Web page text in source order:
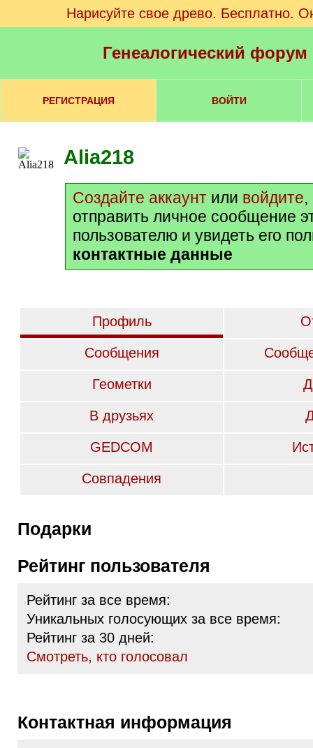
Нарисуйте свое древо. Бесплатно.
Генеалогический
РЕГИСТРАЦИЯ ВОЙТИ
Alia218
Создайте аккаунт или войдите,
отправить личное сообщение
пользователю и увидеть его
контактные данные
Профиль
Сообщения
Геометки
В друзьях
GEDCOM
Совпадения
Подарки
Рейтинг пользователя
Рейтинг за все время:
Уникальных голосующих за все время:
Рейтинг за 30 дней:
Cмотреть, кто голосовал
Контактная информация